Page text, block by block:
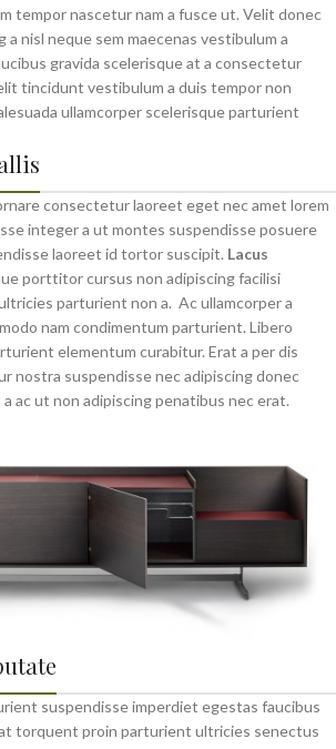
tempor nascetur nam a fusce ut. Velit donec
a nisl neque sem maecenas vestibulum a
gravida scelerisque at a consectetur
tincidunt vestibulum a duis tempor non
ullamcorper scelerisque parturient
consectetur laoreet eget nec amet lorem
integer a ut montes suspendisse posuere
laoreet id tortor suscipit. Lacus
porttitor cursus non adipiscing facilisi
parturient non a. Ac ullamcorper a
nam condimentum parturient. Libero
elementum curabitur. Erat a per dis
nostra suspendisse nec adipiscing donec
ac ut non adipiscing penatibus nec erat.
suspendisse imperdiet egestas faucibus
torquent proin parturient ultricies senectus